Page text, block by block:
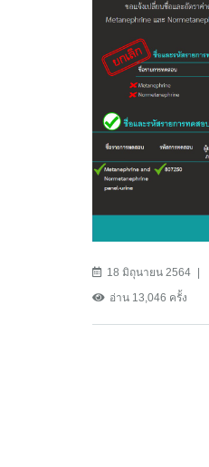
18 มิถุนายน 2564
อ่าน 13,046 ครั้ง